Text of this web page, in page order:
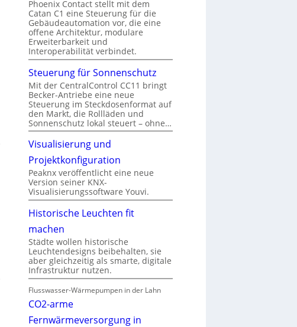
Phoenix Contact stellt mit dem
Catan C1 eine Steuerung für die
Gebäudeautomation vor, die eine
offene Architektur, modulare
Erweiterbarkeit und
Interoperabilität verbindet.
Steuerung für Sonnenschutz
Mit der CentralControl CC11 bringt
Becker-Antriebe eine neue
Steuerung im Steckdosenformat auf
den Markt, die Rollläden und
Sonnenschutz lokal steuert – ohne…
Visualisierung und
Projektkonfiguration
Peaknx veröffentlicht eine neue
Version seiner KNX-
Visualisierungssoftware Youvi.
Historische Leuchten fit
machen
Städte wollen historische
Leuchtendesigns beibehalten, sie
aber gleichzeitig als smarte, digitale
Infrastruktur nutzen.
Flusswasser-Wärmepumpen in der Lahn
CO2-arme
Fernwärmeversorgung in